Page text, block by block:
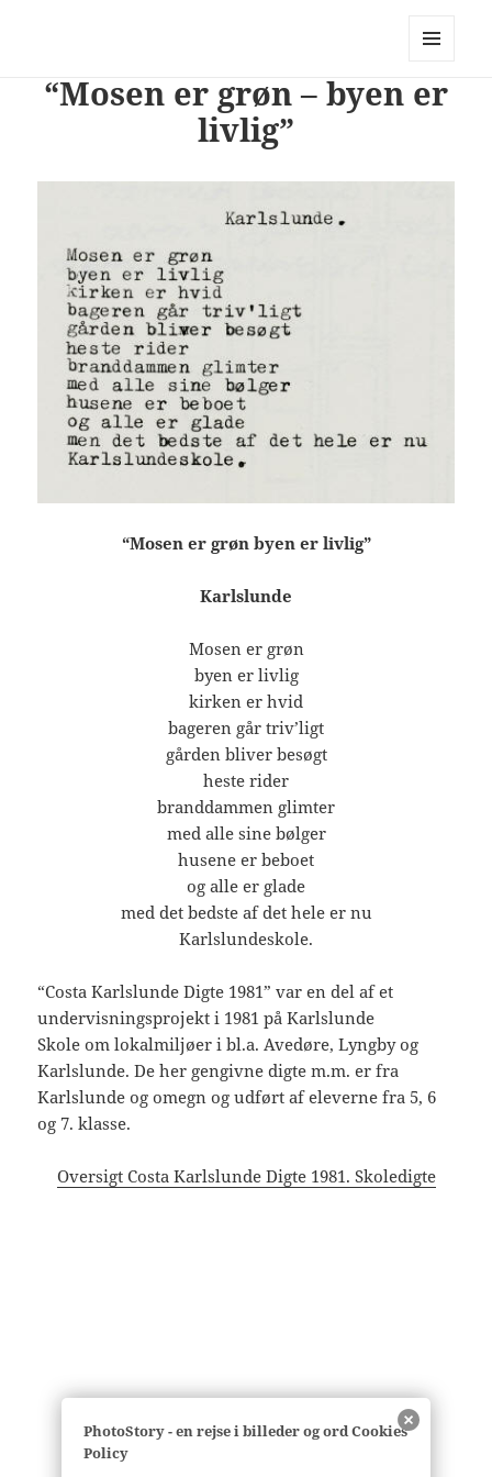
PhotoStory – en rejse i billeder og
OG
WIDGETS
“Mosen er grøn – byen er
livlig”
“Mosen er grøn byen er livlig”
Karlslunde
Mosen er grøn
byen er livlig
kirken er hvid
bageren går triv’ligt
gården bliver besøgt
heste rider
branddammen glimter
med alle sine bølger
husene er beboet
og alle er glade
med det bedste af det hele er nu
Karlslundeskole.
“Costa Karlslunde Digte 1981” var en del af et
undervisningsprojekt i 1981 på Karlslunde
Skole om lokalmiljøer i bl.a. Avedøre, Lyngby og
Karlslunde. De her gengivne digte m.m. er fra
Karlslunde og omegn og udført af eleverne fra 5, 6
og 7. klasse.
Oversigt Costa Karlslunde Digte 1981. Skoledigte
PhotoStory - en rejse i billeder og ord Cookies
Policy